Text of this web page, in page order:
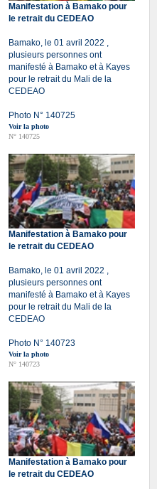
Manifestation à Bamako pour
le retrait du CEDEAO
Bamako, le 01 avril 2022 ,
plusieurs personnes ont
manifesté à Bamako et à Kayes
pour le retrait du Mali de la
CEDEAO
Photo N° 140725
Voir la photo
N° 140725
Manifestation à Bamako pour
le retrait du CEDEAO
Bamako, le 01 avril 2022 ,
plusieurs personnes ont
manifesté à Bamako et à Kayes
pour le retrait du Mali de la
CEDEAO
Photo N° 140723
Voir la photo
N° 140723
Manifestation à Bamako pour
le retrait du CEDEAO